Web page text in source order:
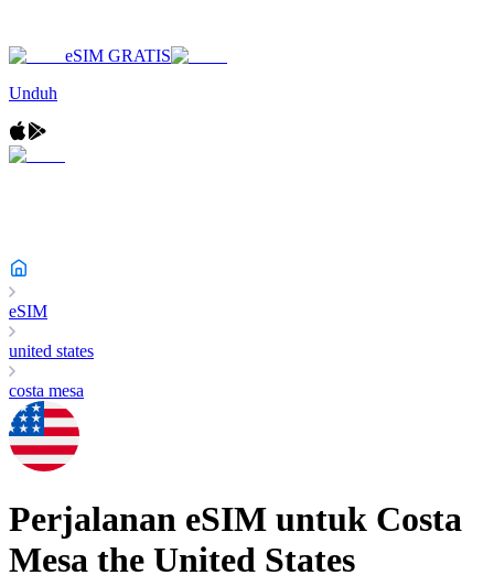
eSIM GRATIS
Unduh
eSIM
united states
costa mesa
Perjalanan eSIM untuk Costa
Mesa the United States